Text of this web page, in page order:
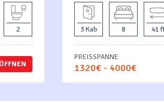
2
ÖFFNEN
3 Kab 8 41
PREISSPANNE
1320€ - 4000€